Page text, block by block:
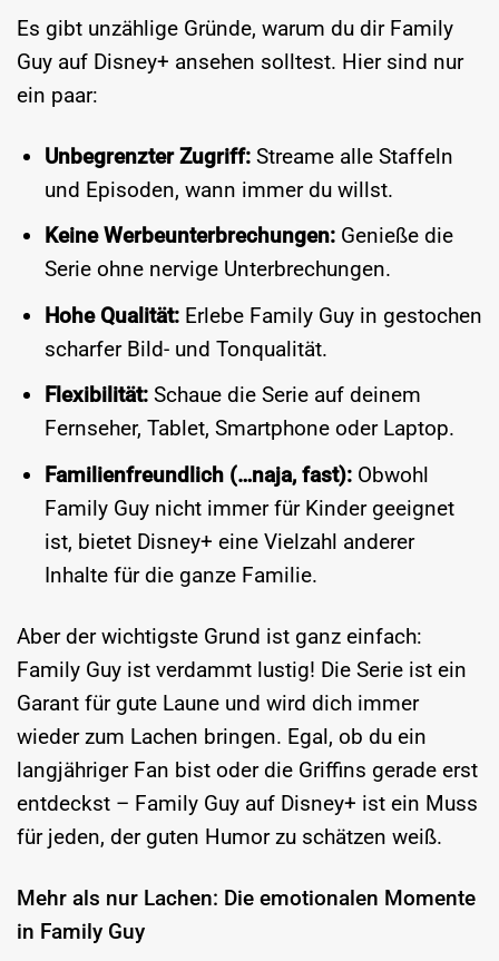
Es gibt unzählige Gründe, warum du dir Family
Guy auf Disney+ ansehen solltest. Hier sind nur
ein paar:
Unbegrenzter Zugriff:Streame alle Staffeln
und Episoden, wann immer du willst.
Keine Werbeunterbrechungen:Genieße die
Serie ohne nervige Unterbrechungen.
Hohe Qualität:Erlebe Family Guy in gestochen
scharfer Bild- und Tonqualität.
Flexibilität:Schaue die Serie auf deinem
Fernseher, Tablet, Smartphone oder Laptop.
Familienfreundlich (…naja, fast):Obwohl
Family Guy nicht immer für Kinder geeignet
ist, bietet Disney+ eine Vielzahl anderer
Inhalte für die ganze Familie.
Aber der wichtigste Grund ist ganz einfach:
Family Guy ist verdammt lustig! Die Serie ist ein
Garant für gute Laune und wird dich immer
wieder zum Lachen bringen. Egal, ob du ein
langjähriger Fan bist oder die Griffins gerade erst
entdeckst – Family Guy auf Disney+ ist ein Muss
für jeden, der guten Humor zu schätzen weiß.
Mehr als nur Lachen: Die emotionalen Momente
in Family Guy